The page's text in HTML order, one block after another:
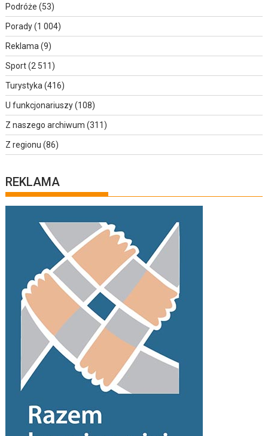
Podróże (53)
Porady(1 004)
Reklama(9)
Sport(2 511)
Turystyka(416)
U funkcjonariuszy(108)
Z naszego archiwum (311)
Z regionu (86)
REKLAMA